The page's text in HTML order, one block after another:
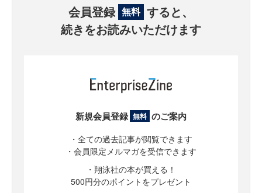
会員登録 無料 すると、
続きをお読みいただけます
新規会員登録 無料 のご案内
・全ての過去記事が閲覧できます
・会員限定メルマガを受信できます
・翔泳社の本が買える！
500円分のポイントをプレゼント